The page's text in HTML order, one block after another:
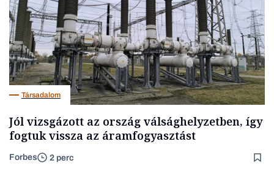
Társadalom
Jól vizsgázott az ország válsághelyzetben, így
fogtuk vissza az áramfogyasztást
Forbes 2 perc